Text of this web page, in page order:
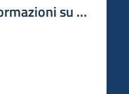
su questa